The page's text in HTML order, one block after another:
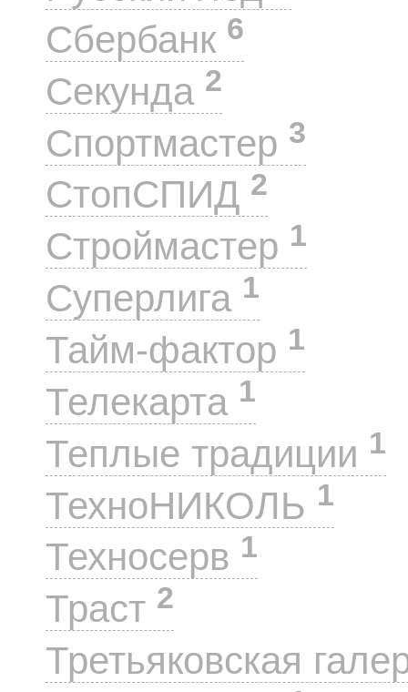
Сбербанк 6
Секунда 2
Спортмастер 3
СтопСПИД 2
Строймастер 1
Суперлига 1
Тайм-фактор 1
Телекарта 1
Теплые традиции 1
ТехноНИКОЛЬ 1
Техносерв 1
Траст 2
Третьяковская